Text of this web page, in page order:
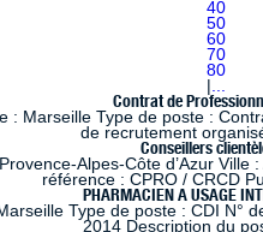
40
50
60
70
80
...
Contrat de
: Marseille Type de poste :
de recrutement
Conseillers
Alpes-Côte d’Azur
référence : CPRO / CRCD
PHARMACIEN A USAGE
Type de poste : CDI
2014 Description du